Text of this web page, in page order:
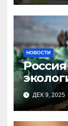
НОВОСТИ
ДЕК 9, 2025